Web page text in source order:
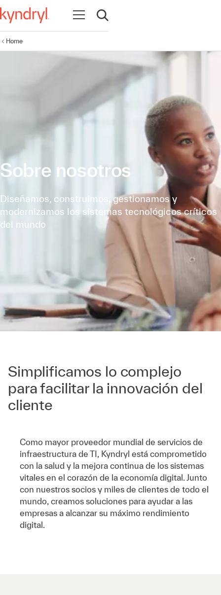
Abrir navegación
Abrir búsqueda
Home
Sobre nosotros
Diseñamos, construimos, gestionamos y
modernizamos los sistemas tecnológicos críticos
del mundo
Simplificamos lo complejo
para facilitar la innovación del
cliente
Como mayor proveedor mundial de servicios de
infraestructura de TI, Kyndryl está comprometido
con la salud y la mejora continua de los sistemas
vitales en el corazón de la economía digital. Junto
con nuestros socios y miles de clientes de todo el
mundo, creamos soluciones para ayudar a las
empresas a alcanzar su máximo rendimiento
digital.